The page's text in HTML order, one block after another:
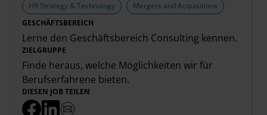
HR Strategy & Technology
Mergers and Acquisitions
GESCHÄFTSBEREICH
Lerne den Geschäftsbereich Consulting kennen.
ZIELGRUPPE
Finde heraus, welche Möglichkeiten wir für
Berufserfahrene bieten.
DIESEN JOB TEILEN